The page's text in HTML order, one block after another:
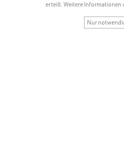
erteilt. Weitere
Nur